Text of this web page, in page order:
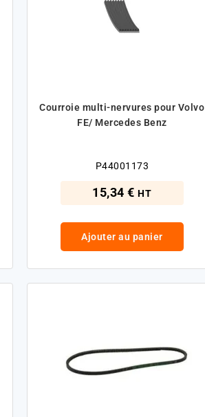
Courroie multi-nervures pour Volvo
FE/ Mercedes Benz
P44001173
15,34 €HT
Ajouter au panier